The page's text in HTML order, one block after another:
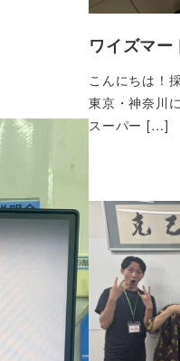
ワイズマ
こんにちは！
東京・神奈川
スーパー […]